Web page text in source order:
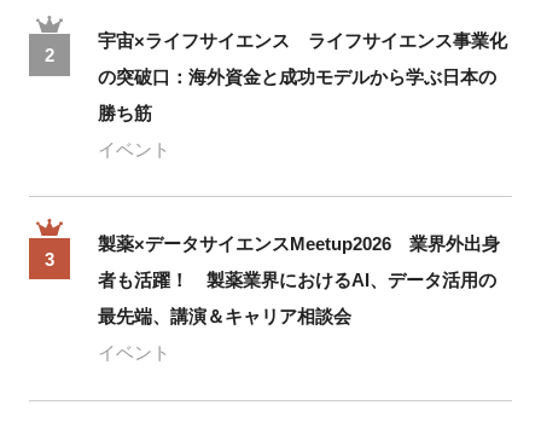
2
宇宙×ライフサイエンス ライフサイエンス事業化
の突破口：海外資金と成功モデルから学ぶ日本の
勝ち筋
イベント
3
製薬×データサイエンスMeetup2026 業界外出身
者も活躍！ 製薬業界におけるAI、データ活用の
最先端、講演＆キャリア相談会
イベント